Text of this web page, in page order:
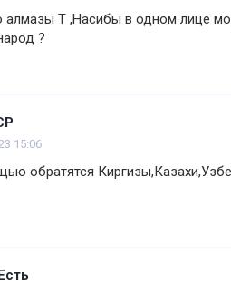
алмазы Т ,Насибы в одном лице
?
15:06
обратятся